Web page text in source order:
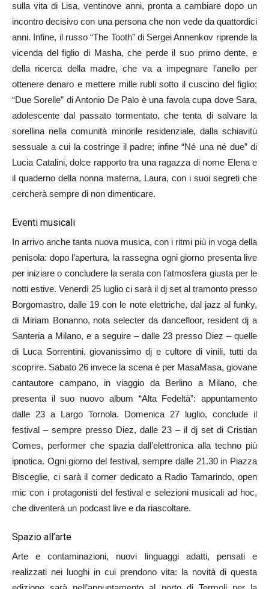
sulla vita di Lisa, ventinove anni, pronta a cambiare dopo un
incontro decisivo con una persona che non vede da quattordici
anni. Infine, il russo “The Tooth” di Sergei Annenkov riprende la
vicenda del figlio di Masha, che perde il suo primo dente, e
della ricerca della madre, che va a impegnare l’anello per
ottenere denaro e mettere mille rubli sotto il cuscino del figlio;
“Due Sorelle” di Antonio De Palo è una favola cupa dove Sara,
adolescente dal passato tormentato, che tenta di salvare la
sorellina nella comunità minorile residenziale, dalla schiavitù
sessuale a cui la costringe il padre; infine “Né una né due” di
Lucia Catalini, dolce rapporto tra una ragazza di nome Elena e
il quaderno della nonna materna, Laura, con i suoi segreti che
cercherà sempre di non dimenticare.
Eventi musicali
In arrivo anche tanta nuova musica, con i ritmi più in voga della
penisola: dopo l’apertura, la rassegna ogni giorno presenta live
per iniziare o concludere la serata con l’atmosfera giusta per le
notti estive. Venerdì 25 luglio ci sarà il dj set al tramonto presso
Borgomastro, dalle 19 con le note elettriche, dal jazz al funky,
di Miriam Bonanno, nota selecter da dancefloor, resident dj a
Santeria a Milano, e a seguire – dalle 23 presso Diez – quelle
di Luca Sorrentini, giovanissimo dj e cultore di vinili, tutti da
scoprire. Sabato 26 invece la scena è per MasaMasa, giovane
cantautore campano, in viaggio da Berlino a Milano, che
presenta il suo nuovo album “Alta Fedeltà”: appuntamento
dalle 23 a Largo Tornola. Domenica 27 luglio, conclude il
festival – sempre presso Diez, dalle 23 – il dj set di Cristian
Comes, performer che spazia dall’elettronica alla techno più
ipnotica. Ogni giorno del festival, sempre dalle 21.30 in Piazza
Bisceglie, ci sarà il corner dedicato a Radio Tamarindo, open
mic con i protagonisti del festival e selezioni musicali ad hoc,
che diventerà un podcast live e da riascoltare.
Spazio all’arte
Arte e contaminazioni, nuovi linguaggi adatti, pensati e
realizzati nei luoghi in cui prendono vita: la novità di questa